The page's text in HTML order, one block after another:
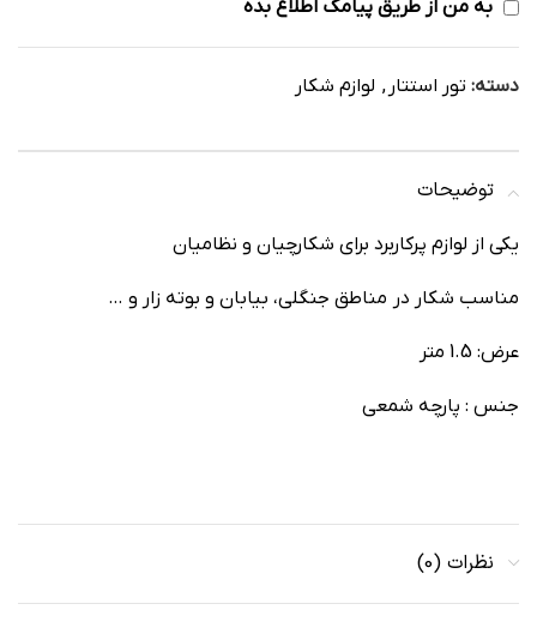
به من از طریق پیامک اطلاع بده
دسته: تور استتار , لوازم شکار
توضیحات
یکی از لوازم پرکاربرد برای شکارچیان و نظامیان
مناسب شکار در مناطق جنگلی، بیابان و بوته زار و …
عرض: 1.5 متر
جنس : پارچه شمعی
نظرات (0)